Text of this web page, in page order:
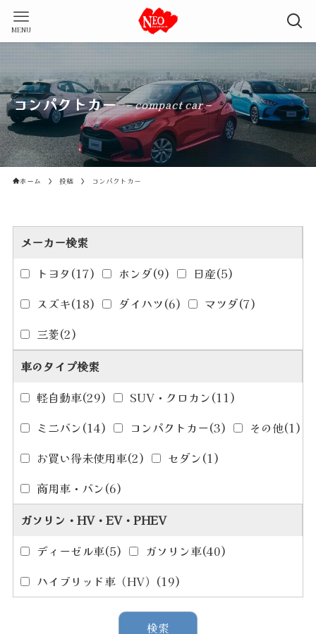
MENU
コンパクトカー – compact car –
ホーム 投稿 コンパクトカー
メーカー検索
トヨタ (17) ホンダ(9) 日産(5)
スズキ(18) ダイハツ(6) マツダ(7)
三菱(2)
車のタイプ検索
軽自動車(29) SUV・クロカン(11)
ミニバン(14) コンパクトカー(3) その他(1)
お買い得未使用車(2) セダン(1)
商用車・バン(6)
ガソリン・HV・EV・PHEV
ディーゼル車(5) ガソリン車(40)
ハイブリッド車（HV） (19)